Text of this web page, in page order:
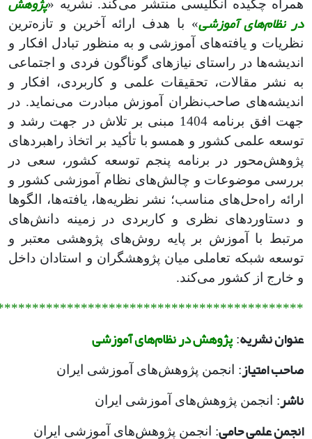
همراه چکیده انگلیسی منتشر می‌کند. نشریه «
در نظام‌های آموزشی» با هدف ارائه آخرین و تازه‌ترین
نظریات و یافته‌های آموزشی و به منظور تبادل افکار و
اندیشه‌ها در راستای نیازهای گوناگون فردی و اجتماعی
به نشر مقالات، تحقیقات علمی و کاربردی، افکار و
اندیشه‌های صاحب‌نظران آموزش مبادرت می‌نماید. در
جهت افق برنامه 1404 مبنی بر تلاش در جهت رشد و
توسعه علمی کشور و همسو با تأکید بر اتخاذ راهبردهای
پژوهش‌محور در برنامه پنجم توسعه کشور، سعی در
بررسی موضوعات و چالش‌های نظام آموزشی کشور و
ارائه راه‌‎‍‌حل‏‌های مناسب؛ نشر نظریه‌‎ها، یافته‌ها، الگوها
و دستاوردهای نظری و کاربردی در زمینه دانش‏‌های
مرتبط با آموزش‎ بر پایه روش‌‏های پژوهشی معتبر و
توسعه شبکه تعاملی میان پژوهشگران و استادان داخل
و خارج از کشور می‏‌کند.
عنوان نشریه: پژوهش در نظام‌های آموزشی
صاحب امتیاز: انجمن پژوهش‌های آموزشی ایران
ناشر: انجمن پژوهش‌های آموزشی ایران
انجمن علمی حامی: انجمن پژوهش‌های آموزشی ایران